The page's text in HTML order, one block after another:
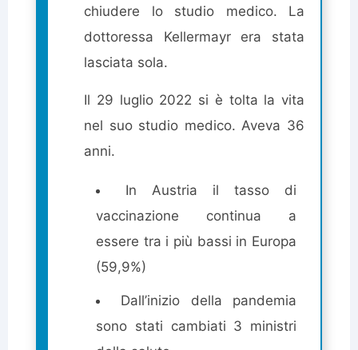
chiudere lo studio medico. La
dottoressa Kellermayr era stata
lasciata sola.
Il 29 luglio 2022 si è tolta la vita
nel suo studio medico. Aveva 36
anni.
In Austria il tasso di
vaccinazione continua a
essere tra i più bassi in Europa
(59,9%)
Dall’inizio della pandemia
sono stati cambiati 3 ministri